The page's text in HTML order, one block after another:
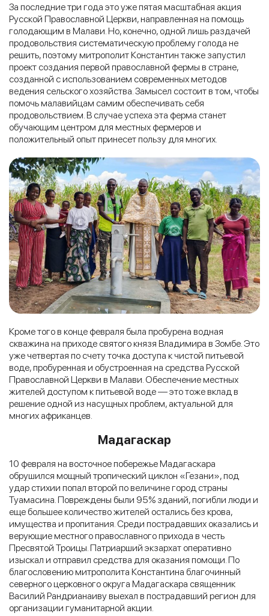
За последние три года это уже пятая масштабная акция
Русской Православной Церкви, направленная на помощь
голодающим в Малави. Но, конечно, одной лишь раздачей
продовольствия систематическую проблему голода не
решить, поэтому митрополит Константин также запустил
проект создания первой православной фермы в стране,
созданной с использованием современных методов
ведения сельского хозяйства. Замысел состоит в том, чтобы
помочь малавийцам самим обеспечивать себя
продовольствием. В случае успеха эта ферма станет
обучающим центром для местных фермеров и
положительный опыт принесет пользу для многих.
Кроме того в конце февраля была пробурена водная
скважина на приходе святого князя Владимира в Зомбе. Это
уже четвертая по счету точка доступа к чистой питьевой
воде, пробуренная и обустроенная на средства Русской
Православной Церкви в Малави. Обеспечение местных
жителей доступом к питьевой воде — это тоже вклад в
решение одной из насущных проблем, актуальной для
многих африканцев.
Мадагаскар
10 февраля на восточное побережье Мадагаскара
обрушился мощный тропический циклон «Гезани», под
удар стихии попал второй по величине город страны
Туамасина. Повреждены были 95% зданий, погибли люди и
еще большее количество жителей остались без крова,
имущества и пропитания. Среди пострадавших оказались и
верующие местного православного прихода в честь
Пресвятой Троицы. Патриарший экзархат оперативно
изыскал и отправил средства для оказания помощи. По
благословению митрополита Константина благочинный
северного церковного округа Мадагаскара священник
Василий Рандрианаиву выехал в пострадавший регион для
организации гуманитарной акции.